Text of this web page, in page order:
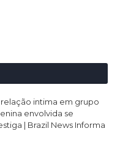
intima em grupo
envolvida se
| Brazil News Informa